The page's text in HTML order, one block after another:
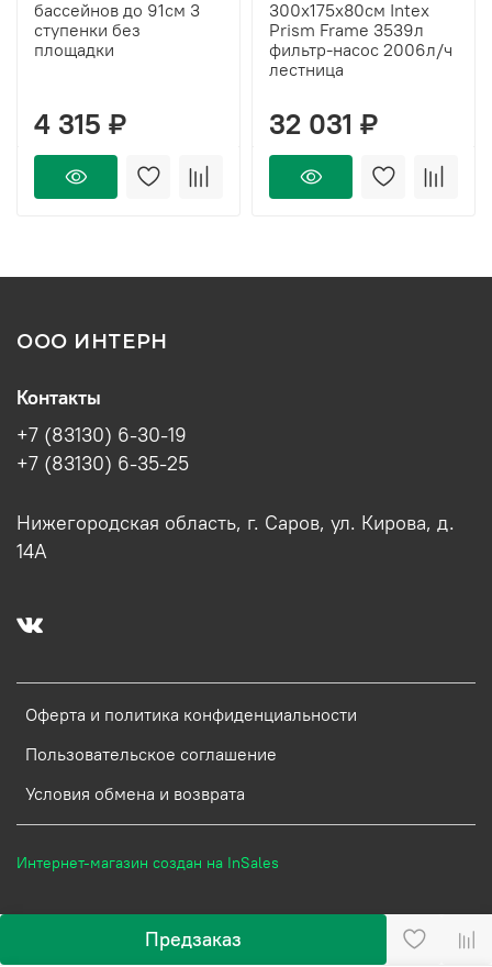
Предзаказ
бассейнов до 91см 3
ступенки без
площадки
4 315 ₽
300х175х80см Intex
Prism Frame 3539л
фильтр-насос 2006л/ч
лестница
32 031 ₽
ООО ИНТЕРН
Оферта и политика конфиденциальности
Пользовательское соглашение
Условия обмена и возврата
Контакты
+7 (83130) 6-30-19
+7 (83130) 6-35-25
Нижегородская область, г. Саров, ул. Кирова, д.
14А
Интернет-магазин создан на InSales